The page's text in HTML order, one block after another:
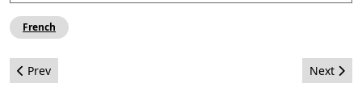
French
Previous article: Objetivos del Equipo de Liderazgo de la
Prev Next
Next